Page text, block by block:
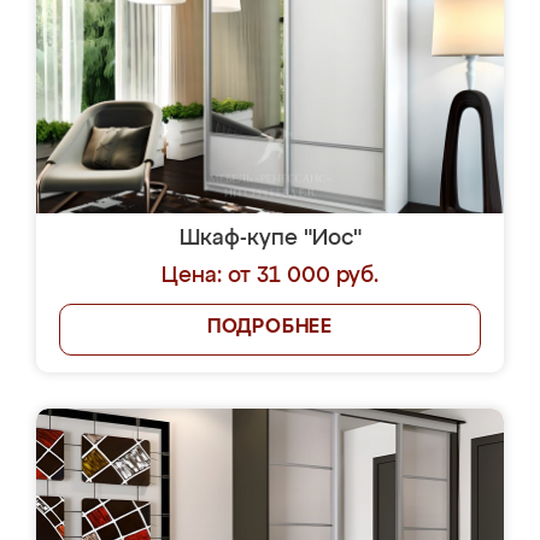
Шкаф-купе "Иос"
Цена: от 31 000 руб.
ПОДРОБНЕЕ